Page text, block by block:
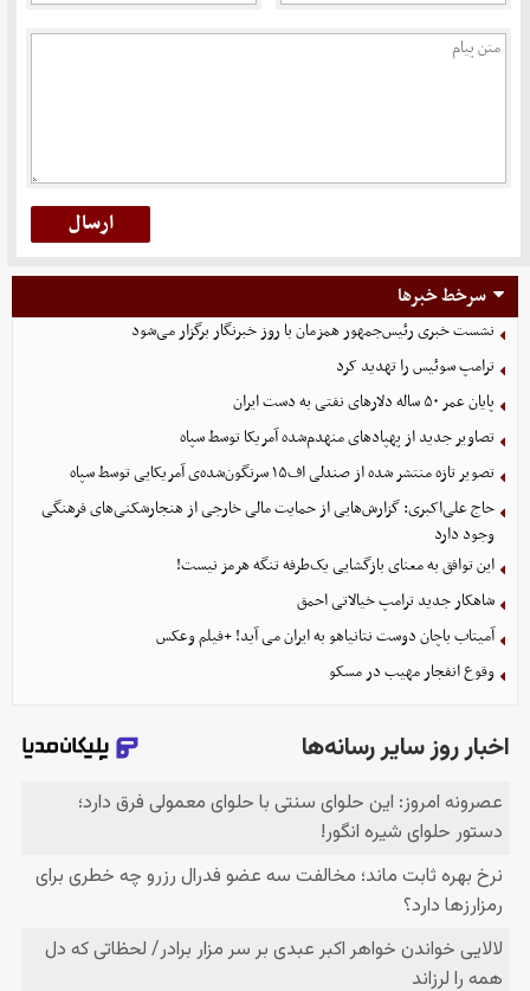
سرخط خبرها
نشست خبری رئیس‌جمهور همزمان با روز خبرنگار برگزار می‌شود
ترامپ سوئیس را تهدید کرد
پایان عمر ۵۰ ساله دلارهای نفتی به دست ایران
تصاویر جدید از پهپادهای منهدم‌شده آمریکا توسط سپاه
تصویر تازه منتشر شده از صندلی اف۱۵ سرنگون‌شده‌ی آمریکایی توسط سپاه
حاج علی‌اکبری: گزارش‌هایی از حمایت مالی خارجی از هنجارشکنی‌های فرهنگی
وجود دارد
این توافق به معنای بازگشایی یک‌طرفه تنگه هرمز نیست!
شاهکار جدید ترامپ خیالاتی احمق
آمیتاب باچان دوست نتانیاهو به ایران می آید! +فیلم وعکس
وقوع انفجار مهیب در مسکو